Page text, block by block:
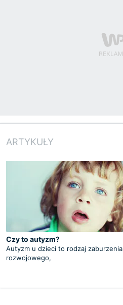
ARTYKUŁY
Czy to autyzm?
Autyzm u dzieci to rodzaj zaburzenia
rozwojowego,